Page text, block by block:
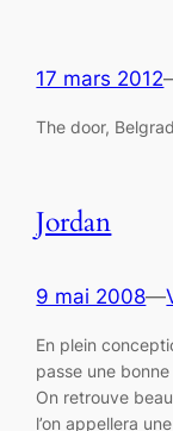
17 mars 2012
The door,
Jordan
9 mai 2008—
En plein
passe une
On retrouve
l’on appellera